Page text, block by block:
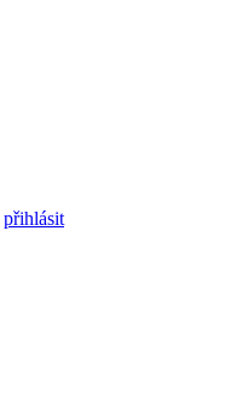
přihlásit